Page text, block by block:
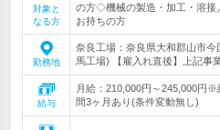
対象と
なる方
の方◇機械の製造・加工・溶
お持ちの方
勤務地
奈良工場：奈良県大和郡山市
馬工場) 【雇入れ直後】上記事
給与
月給：210,000円～245,000円
間3ヶ月あり(条件変動無し)